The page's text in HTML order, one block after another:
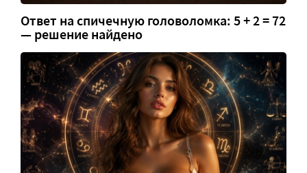
Ответ на спичечную головоломка: 5 + 2 = 72
— решение найдено